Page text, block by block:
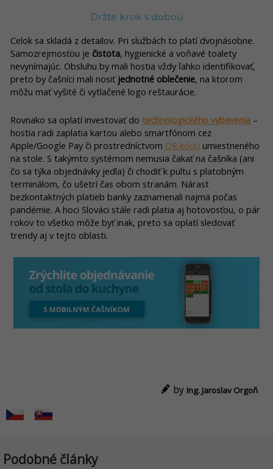
Držte krok s dobou
Celok sa skladá z detailov. Pri službách to platí dvojnásobne.
Samozrejmosťou je čistota, hygienické a voňavé toalety
nevynímajúc. Obsluhu by mali hostia vždy ľahko identifikovať,
preto by čašníci mali nosiť jednotné oblečenie, na ktorom
môžu mať vyšité či vytlačené logo reštaurácie.
Rovnako sa oplatí investovať do technologického vybavenia –
hostia radi zaplatia kartou alebo smartfónom cez
Apple/Google Pay či prostredníctvom QR kódu umiestneného
na stole. S takýmto systémom nemusia čakať na čašníka (ani
čo sa týka objednávky jedla) či chodiť k pultu s platobným
terminálom, čo ušetrí čas obom stranám. Nárast
bezkontaktných platieb banky zaznamenali najmä počas
pandémie. A hoci Slováci stále radi platia aj hotovosťou, o pár
rokov to všetko môže byť inak, preto sa oplatí sledovať
trendy aj v tejto oblasti.
by Ing. Jaroslav Orgoň
Podobné články